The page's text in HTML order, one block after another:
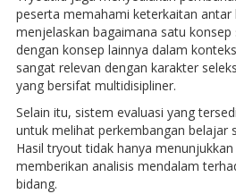
peserta memahami keterkaitan antar
menjelaskan bagaimana satu
dengan konsep lainnya dalam
sangat relevan dengan karakter
yang bersifat multidisipliner.
Selain itu, sistem evaluasi yang
untuk melihat perkembangan belajar
Hasil tryout tidak hanya
memberikan analisis mendalam
bidang.